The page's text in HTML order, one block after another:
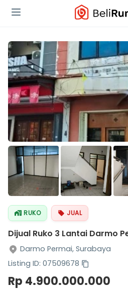
RUKO JUAL
Dijual Ruko 3 Lantai Darmo
Darmo Permai, Surabaya
Listing ID: 07509678
Rp 4.900.000.000